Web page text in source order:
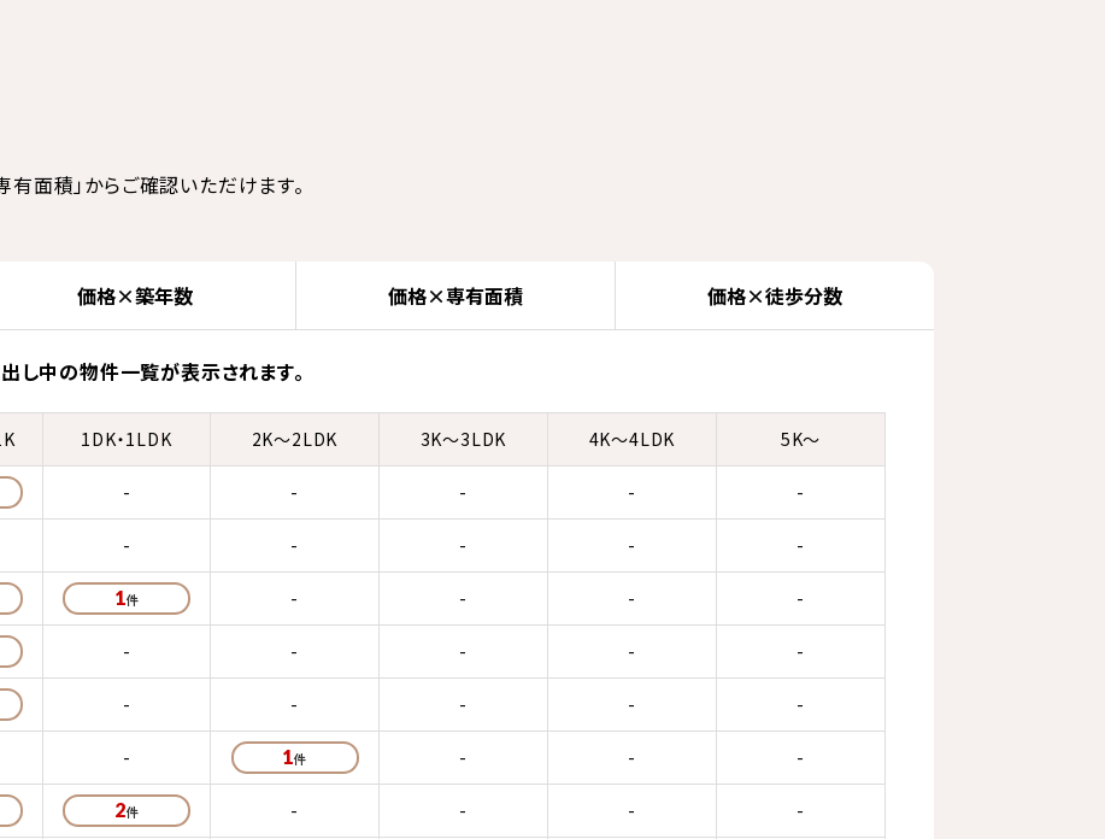
有面積」からご確認いただけます。
価格×築年数 価格×専有面積 価格×徒歩分数
し中の物件一覧が表示されます。
1DK・1LDK 2K～2LDK 3K～3LDK 4K～4LDK 5K～
- - - - -
- - - - -
1 - - - -
- - - - -
- - - - -
- 1 - - -
2 - - - -